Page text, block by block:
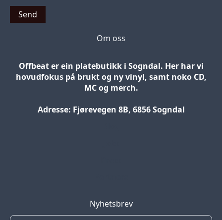
Send
Om oss
Offbeat er ein platebutikk i Sogndal. Her har vi
hovudfokus på brukt og ny vinyl, samt noko CD,
MC og merch.
Adresse: Fjørevegen 8B, 6856 Sogndal
Nyhetsbrev